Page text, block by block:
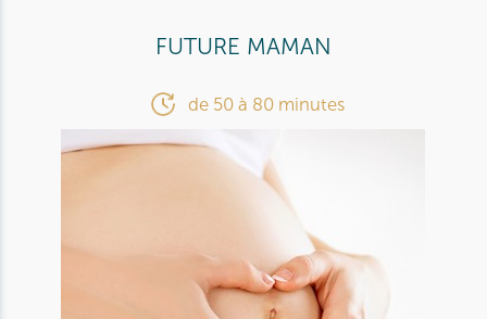
FUTURE MAMAN
de 50 à 80 minutes